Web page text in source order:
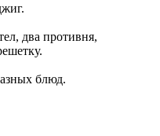
два противня,
блюд.